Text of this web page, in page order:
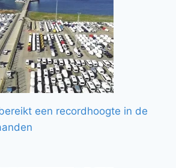
een recordhoogte in de